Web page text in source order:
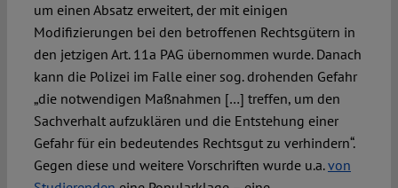
um einen Absatz erweitert, der mit einigen
Modifizierungen bei den betroffenen Rechtsgütern in
den jetzigen Art. 11a PAG übernommen wurde. Danach
kann die Polizei im Falle einer sog. drohenden Gefahr
„die notwendigen Maßnahmen […] treffen, um den
Sachverhalt aufzuklären und die Entstehung einer
Gefahr für ein bedeutendes Rechtsgut zu verhindern“.
Gegen diese und weitere Vorschriften wurde u.a.von